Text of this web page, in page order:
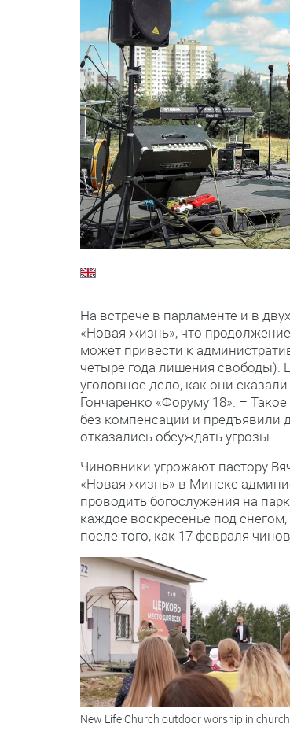
На встрече в парламенте и в
«Новая жизнь», что
может привести к
четыре года лишения свободы).
уголовное дело, как они
Гончаренко «Форуму 18». –
без компенсации и предъявили
отказались обсуждать угрозы.
Чиновники угрожают пастору
«Новая жизнь» в Минске
проводить богослужения на
каждое воскресенье под
после того, как 17 февраля
New Life Church outdoor worship in